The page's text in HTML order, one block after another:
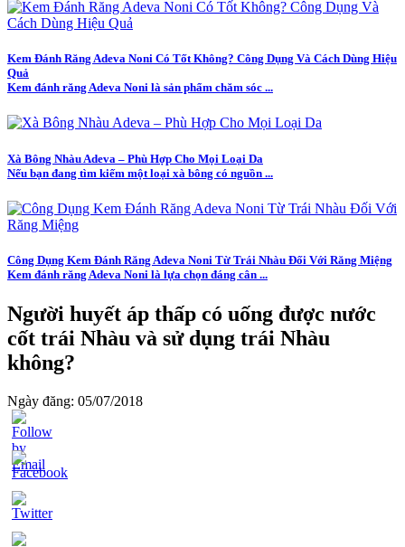
Kem Đánh Răng Adeva Noni Có Tốt Không? Công Dụng Và Cách Dùng Hiệu
Quả
Kem đánh răng Adeva Noni là sản phẩm chăm sóc ...
Xà Bông Nhàu Adeva – Phù Hợp Cho Mọi Loại Da
Nếu bạn đang tìm kiếm một loại xà bông có nguồn ...
Công Dụng Kem Đánh Răng Adeva Noni Từ Trái Nhàu Đối Với Răng Miệng
Kem đánh răng Adeva Noni là lựa chọn đáng cân ...
Người huyết áp thấp có uống được nước
cốt trái Nhàu và sử dụng trái Nhàu
không?
Ngày đăng: 05/07/2018